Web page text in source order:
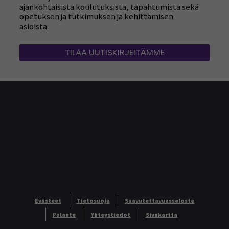
ajankohtaisista koulutuksista, tapahtumista sekä
opetuksen ja tutkimuksen ja kehittämisen
asioista.
TILAA UUTISKIRJEITÄMME
Evästeet Tietosuoja
Saavutettavuusseloste
Palaute
Yhteystiedot Sivukartta